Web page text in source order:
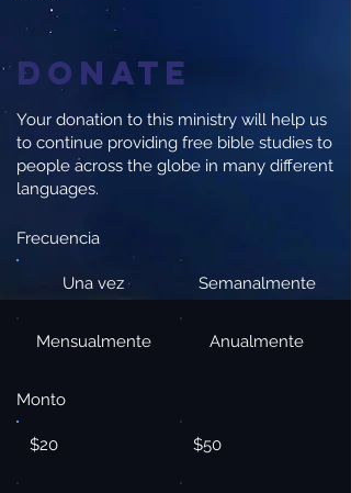
Donate
Your donation to this ministry will help us
to continue providing free bible studies to
people across the globe in many different
languages.
Frecuencia
Una vez Semanalmente
Mensualmente Anualmente
Monto
$20 $50